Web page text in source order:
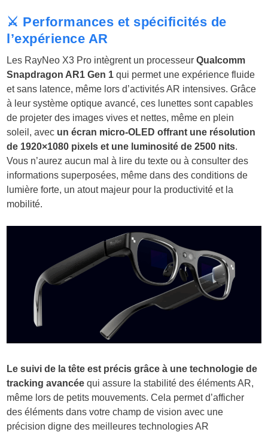
⚔️ Performances et spécificités de
l’expérience AR
Les RayNeo X3 Pro intègrent un processeurQualcomm
Snapdragon AR1 Gen 1 qui permet une expérience fluide
et sans latence, même lors d’activités AR intensives. Grâce
à leur système optique avancé, ces lunettes sont capables
de projeter des images vives et nettes, même en plein
soleil, avec un écran micro-OLED offrant une résolution
de 1920×1080 pixels et une luminosité de 2500 nits.
Vous n’aurez aucun mal à lire du texte ou à consulter des
informations superposées, même dans des conditions de
lumière forte, un atout majeur pour la productivité et la
mobilité.
Le suivi de la tête est précis grâce à une technologie de
tracking avancée qui assure la stabilité des éléments AR,
même lors de petits mouvements. Cela permet d’afficher
des éléments dans votre champ de vision avec une
précision digne des meilleures technologies AR